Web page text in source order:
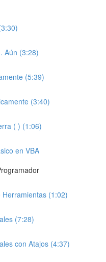
Aún (3:28)
(5:39)
(3:40)
( ) (1:06)
en VBA
(1:02)
(7:28)
con Atajos (4:37)